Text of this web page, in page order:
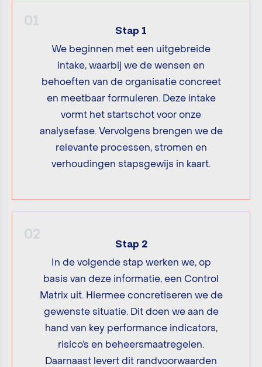
01
Stap 1
We beginnen met een uitgebreide
intake, waarbij we de wensen en
behoeften van de organisatie concreet
en meetbaar formuleren. Deze intake
vormt het startschot voor onze
analysefase. Vervolgens brengen we de
relevante processen, stromen en
verhoudingen stapsgewijs in kaart.
02
Stap 2
In de volgende stap werken we, op
basis van deze informatie, een Control
Matrix uit. Hiermee concretiseren we de
gewenste situatie. Dit doen we aan de
hand van key performance indicators,
risico’s en beheersmaatregelen.
Daarnaast levert dit randvoorwaarden